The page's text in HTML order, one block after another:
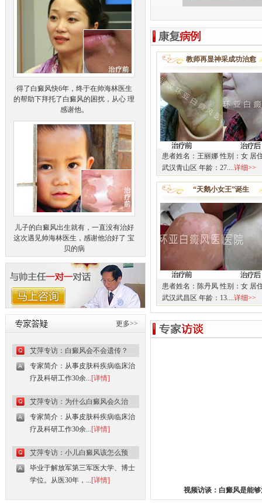
得了白癜风快6年，终于在帅海林医生
的帮助下拜托了白癜风的困扰，从心 理
感谢他。
儿子的白癜风出生就有，一直没有治好
这次遇见帅海林医生，感谢他治好了 宝
贝的病
更多>>
艾萍专访：白癜风会不会遗传？
专家简介：从事皮肤科疾病临床治
疗及科研工作30余...[详情]
艾萍专访：为什么白癜风会久治
专家简介：从事皮肤科疾病临床治
疗及科研工作30余...[详情]
艾萍专访：小儿白癜风该怎么预
毕业于解放军第三军医大学、博士
学位。从医30年，...[详情]
教师再显神采成功治愈
患者姓名：王丽娜 性别：女 居
武汉青山区 年龄：27....详细>>
“天鹅小女王”诞生
患者姓名：陈丹凤 性别：女 居
武汉武昌区 年龄：13....详细>>
视频访谈：白癜风是能